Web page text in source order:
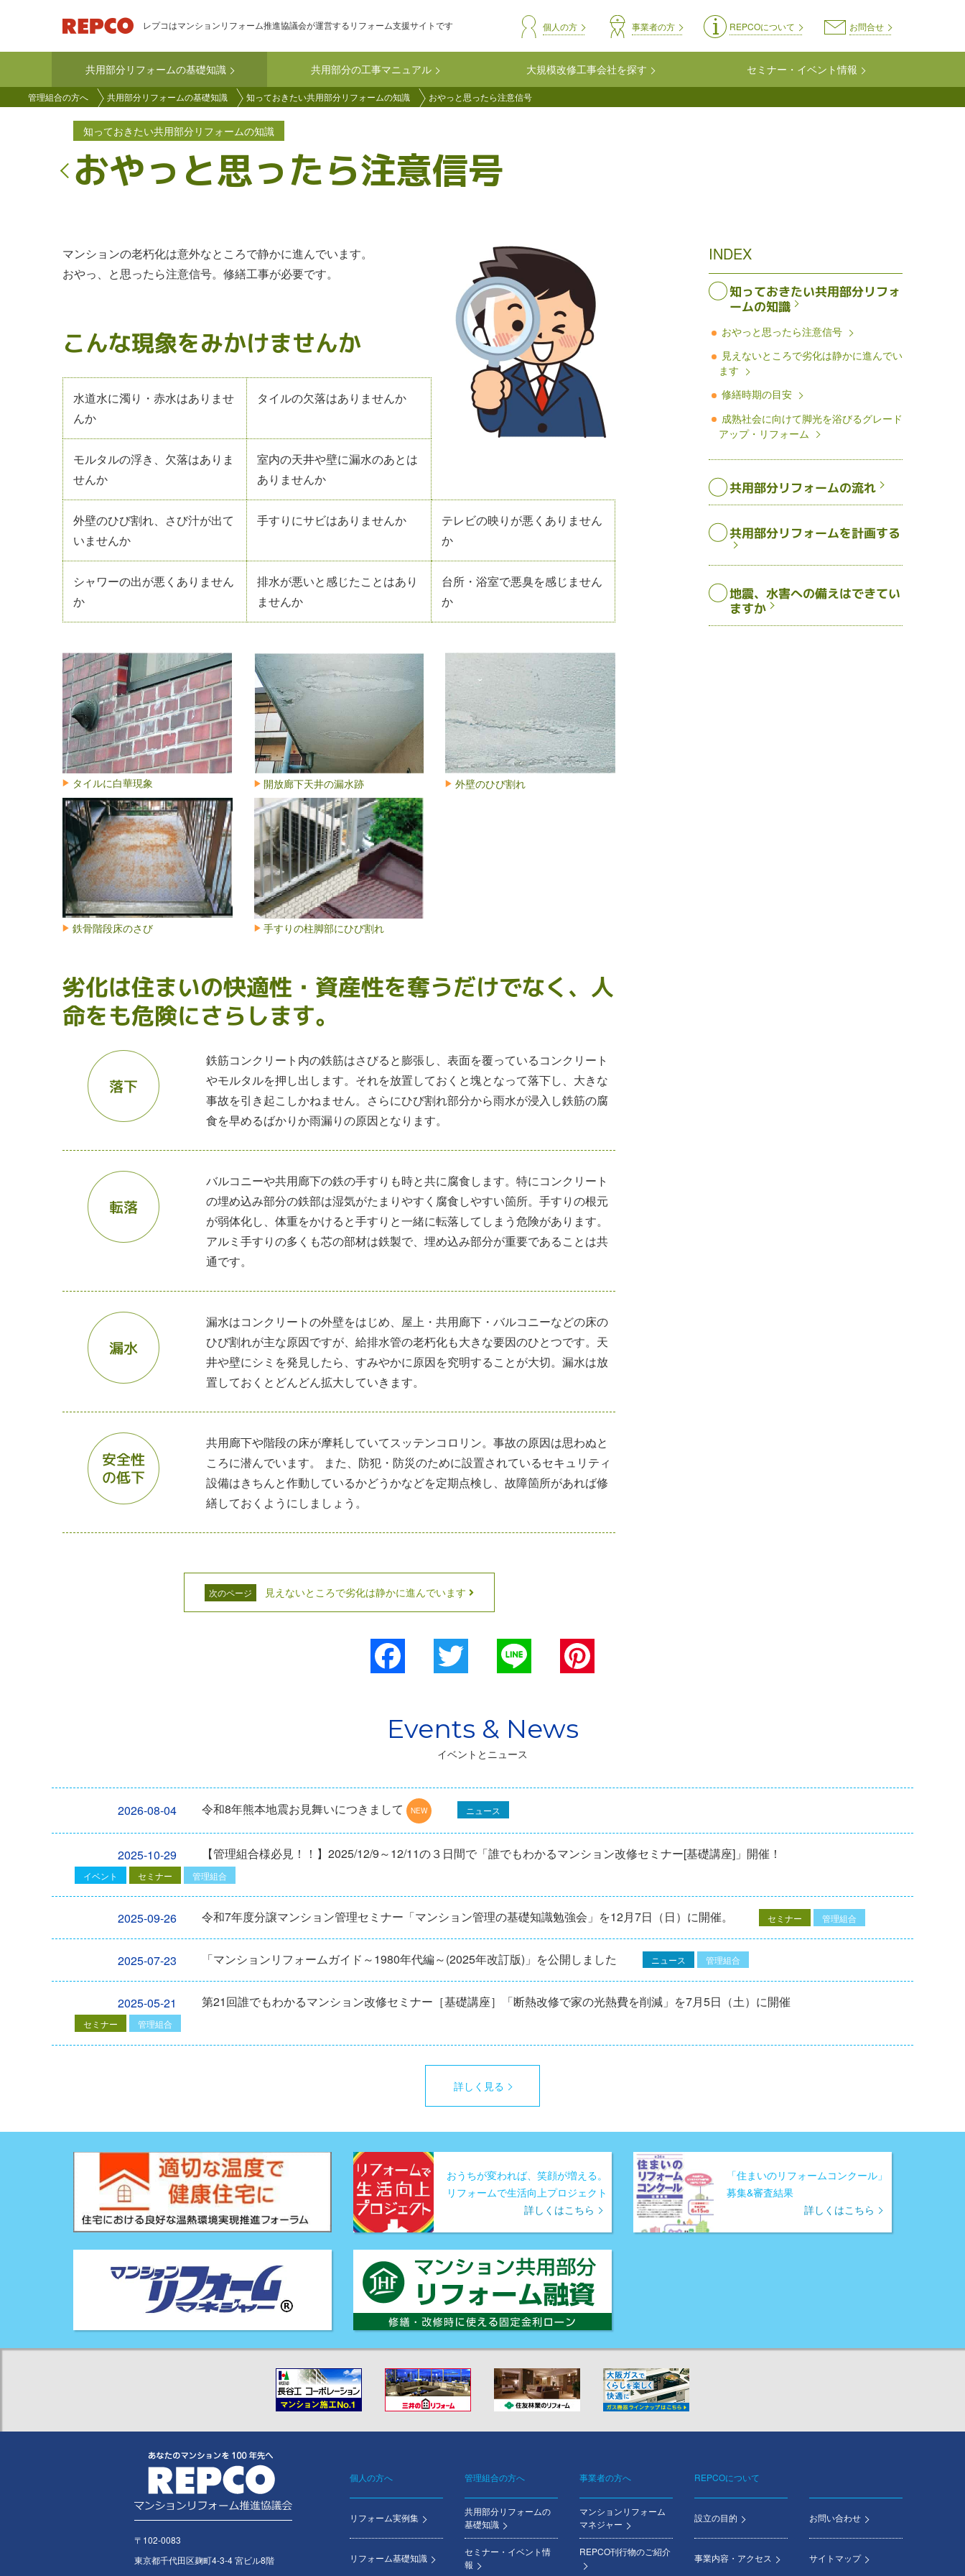
ン
ン
テ
レプコはマンションリフォーム推進協議会が運営するリフォーム支援サイトです header-common-kyoyo お問合せ
REPCOについて
事業者の方
個人の方
main-
kyoyo
共用部分リフォームの基礎知識 共用部分の工事マニュアル 大規模改修工事会社を探す セミナー・イベント情報
管理組合の方へ 共用部分リフォームの基礎知識 知っておきたい共用部分リフォームの知識 おやっと思ったら注意信号
知っておきたい共用部分リフォームの知識
おやっと思ったら注意信号
マンションの老朽化は意外なところで静かに進んでいます。
おやっ、と思ったら注意信号。修繕工事が必要です。
こんな現象をみかけませんか
水道水に濁り・赤水はありませ
んか
タイルの欠落はありませんか
モルタルの浮き、欠落はありま
せんか
室内の天井や壁に漏水のあとは
ありませんか
外壁のひび割れ、さび汁が出て
いませんか
手すりにサビはありませんか
テレビの映りが悪くありません
か
シャワーの出が悪くありません
か
排水が悪いと感じたことはあり
ませんか
台所・浴室で悪臭を感じません
か
タイルに白華現象 開放廊下天井の漏水跡 外壁のひび割れ
鉄骨階段床のさび 手すりの柱脚部にひび割れ
劣化は住まいの快適性・資産性を奪うだけでなく、人
命をも危険にさらします。
落下
鉄筋コンクリート内の鉄筋はさびると膨張し、表面を覆っているコンクリート
やモルタルを押し出します。それを放置しておくと塊となって落下し、大きな
事故を引き起こしかねません。さらにひび割れ部分から雨水が浸入し鉄筋の腐
食を早めるばかりか雨漏りの原因となります。
転落
バルコニーや共用廊下の鉄の手すりも時と共に腐食します。特にコンクリート
の埋め込み部分の鉄部は湿気がたまりやすく腐食しやすい箇所。手すりの根元
が弱体化し、体重をかけると手すりと一緒に転落してしまう危険があります。
アルミ手すりの多くも芯の部材は鉄製で、埋め込み部分が重要であることは共
通です。
漏水
漏水はコンクリートの外壁をはじめ、屋上・共用廊下・バルコニーなどの床の
ひび割れが主な原因ですが、給排水管の老朽化も大きな要因のひとつです。天
井や壁にシミを発見したら、すみやかに原因を究明することが大切。漏水は放
置しておくとどんどん拡大していきます。
安全性
の低下
共用廊下や階段の床が摩耗していてスッテンコロリン。事故の原因は思わぬと
ころに潜んでいます。 また、防犯・防災のために設置されているセキュリティ
設備はきちんと作動しているかどうかなどを定期点検し、故障箇所があれば修
繕しておくようにしましょう。
次のページ 見えないところで劣化は静かに進んでいます
INDEX
知っておきたい共用部分リフォ
ームの知識
おやっと思ったら注意信号
見えないところで劣化は静かに進んでい
ます
修繕時期の目安
成熟社会に向けて脚光を浴びるグレード
アップ・リフォーム
共用部分リフォームの流れ
共用部分リフォームを計画する
地震、水害への備えはできてい
ますか
Facebook
イベントとニュース
2026-08-04 令和8年熊本地震お見舞いにつきまして ニュース
2025-10-29 【管理組合様必見！！】2025/12/9～12/11の３日間で「誰でもわかるマンション改修セミナー[基礎講座]」開催！
イベント セミナー 管理組合
2025-09-26 令和7年度分譲マンション管理セミナー「マンション管理の基礎知識勉強会」を12⽉7⽇（⽇）に開催。 セミナー 管理組合
2025-07-23 「マンションリフォームガイド～1980年代編～(2025年改訂版)」を公開しました ニュース 管理組合
2025-05-21 第21回誰でもわかるマンション改修セミナー［基礎講座］「断熱改修で家の光熱費を削減」を7月5日（土）に開催
セミナー 管理組合
詳しく見る
おうちが変われば、笑顔が増える。
リフォームで生活向上プロジェクト
詳しくはこちら
「住まいのリフォームコンクール」
募集&審査結果
詳しくはこちら
〒102-0083
東京都千代田区麹町4-3-4 宮ビル8階
Footer
menu
個人の方へ
リフォーム実例集
リフォーム基礎知識
管理組合の方へ
共用部分リフォームの
基礎知識
セミナー・イベント情
報
事業者の方へ
マンションリフォーム
マネジャー
REPCO刊行物のご紹介
REPCOについて
設立の目的
事業内容・アクセス
お問い合わせ
サイトマップ